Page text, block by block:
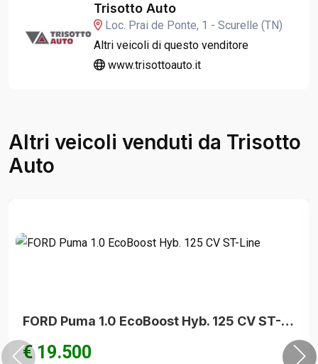
Trisotto Auto
Loc. Prai de Ponte, 1 - Scurelle (TN)
Altri veicoli di questo venditore
www.trisottoauto.it
Altri veicoli venduti da Trisotto
Auto
FORD Puma 1.0 EcoBoost Hyb. 125 CV ST-Line
€ 19.500